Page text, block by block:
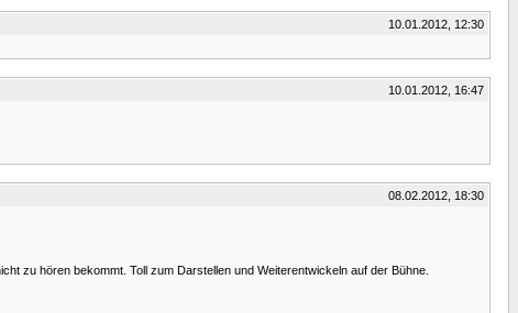
10.01.2012, 12:30
10.01.2012, 16:47
08.02.2012, 18:30
zu hören bekommt. Toll zum Darstellen und Weiterentwickeln auf der Bühne.